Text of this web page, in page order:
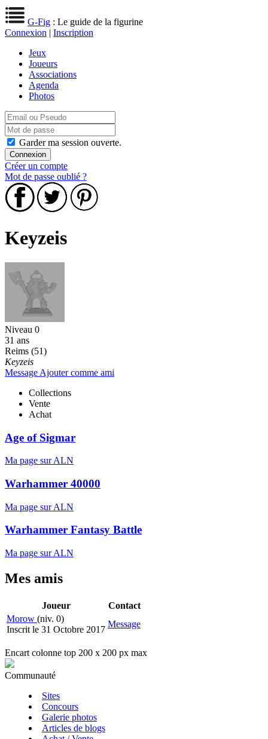
G-Fig : Le guide de la figurine
Connexion | Inscription
Jeux
Joueurs
Associations
Agenda
Photos
Garder ma session ouverte.
Créer un compte
Mot de passe oublié ?
Keyzeis
Niveau 0
31 ans
Reims (51)
Keyzeis
Message Ajouter comme ami
Collections
Vente
Achat
Age of Sigmar
Ma page sur ALN
Warhammer 40000
Ma page sur ALN
Warhammer Fantasy Battle
Ma page sur ALN
Mes amis
Joueur
Contact
Morow (niv. 0)
Inscrit le 31 Octobre 2017
Message
Encart colonne top 200 x 200 px max
Communauté
Sites
Concours
Galerie photos
Articles de blogs